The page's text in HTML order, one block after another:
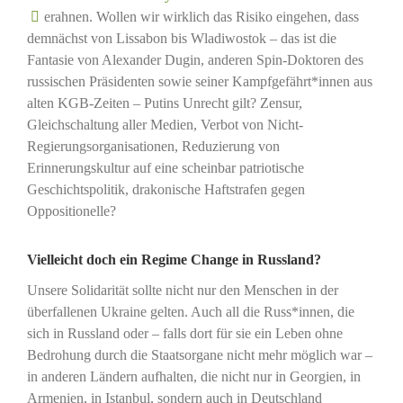
erahnen. Wollen wir wirklich das Risiko eingehen, dass
demnächst von Lissabon bis Wladiwostok – das ist die
Fantasie von Alexander Dugin, anderen Spin-Doktoren des
russischen Präsidenten sowie seiner Kampfgefährt*innen aus
alten KGB-Zeiten – Putins Unrecht gilt? Zensur,
Gleichschaltung aller Medien, Verbot von Nicht-
Regierungsorganisationen, Reduzierung von
Erinnerungskultur auf eine scheinbar patriotische
Geschichtspolitik, drakonische Haftstrafen gegen
Oppositionelle?
Vielleicht doch ein Regime Change in Russland?
Unsere Solidarität sollte nicht nur den Menschen in der
überfallenen Ukraine gelten. Auch all die Russ*innen, die
sich in Russland oder – falls dort für sie ein Leben ohne
Bedrohung durch die Staatsorgane nicht mehr möglich war –
in anderen Ländern aufhalten, die nicht nur in Georgien, in
Armenien, in Istanbul, sondern auch in Deutschland